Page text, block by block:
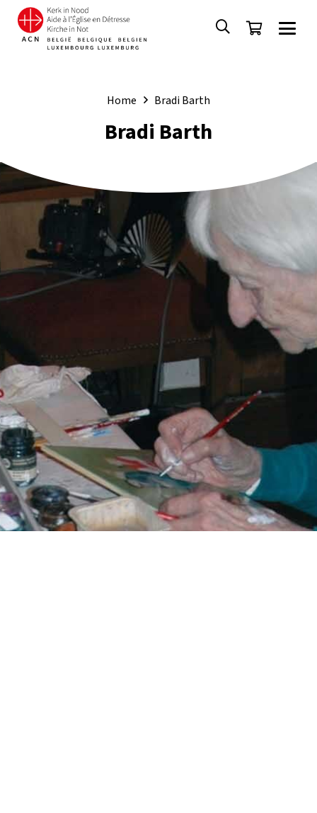
Home Bradi Barth
Bradi Barth